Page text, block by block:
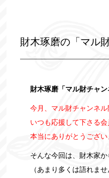
財木琢磨の「マル
財木琢磨「マル財チャ
今月、マル財チャンネ
いつも応援して下さる会
本当にありがとうござい
そんな今回は、財木家
（あまり多くは語れま